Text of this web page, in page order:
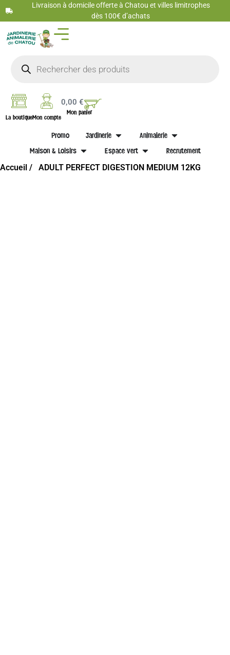
Livraison à domicile offerte à Chatou et villes limitrophes
dès 100€ d’achats
La boutiqueMon compte
0,00€
Mon panier
Promo Jardinerie
Animalerie
Maison & Loisirs
Espace vert Recrutement
Accueil / ADULT PERFECT DIGESTION MEDIUM 12KG